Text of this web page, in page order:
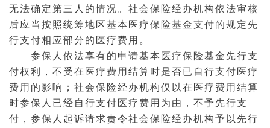
无法确定第三人的情况。社会保险经办机构依法审核
后应当按照统筹地区基本医疗保险基金支付的规定先
行支付相应部分的医疗费用。
参保人依法享有的申请基本医疗保险基金先行支
付权利，不受在医疗费用结算时是否已自行支付医疗
费用的影响；社会保险经办机构仅以在医疗费用结算
时参保人已经自行支付医疗费用为由，不予先行支
付，参保人 起诉请求责令社会保险经办机构予以先行